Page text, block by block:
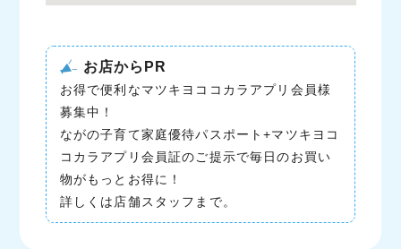
お店からPR
お得で便利なマツキヨココカラアプリ会員様
募集中！
ながの子育て家庭優待パスポート+マツキヨコ
コカラアプリ会員証のご提示で毎日のお買い
物がもっとお得に！
詳しくは店舗スタッフまで。